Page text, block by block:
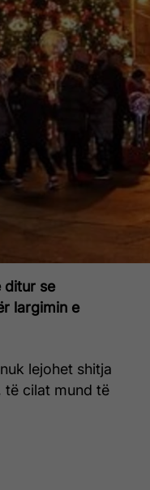
ditur se
largimin e
lejohet shitja
të cilat mund të